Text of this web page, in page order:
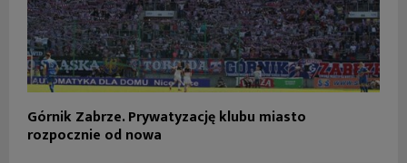
Górnik Zabrze. Prywatyzację klubu miasto
rozpocznie od nowa